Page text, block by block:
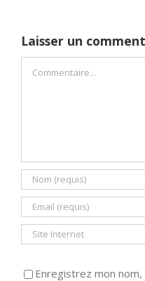
Laisser un
Enregistrez mon